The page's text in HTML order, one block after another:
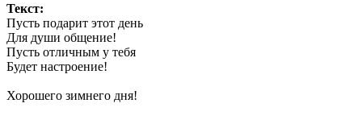
Текст:
Пусть подарит этот день
Для души общение!
Пусть отличным у тебя
Будет настроение!
Хорошего зимнего дня!